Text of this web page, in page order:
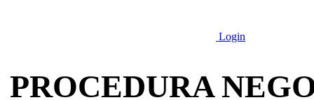
Login
PROCEDURA